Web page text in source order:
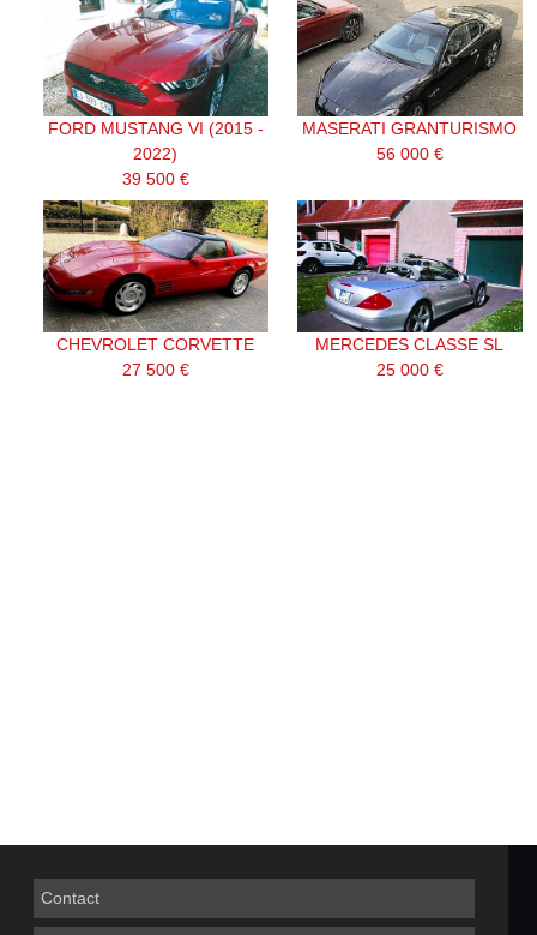
FORD MUSTANG VI (2015 -
2022)
39 500 €
MASERATI GRANTURISMO
56 000 €
CHEVROLET CORVETTE
27 500 €
MERCEDES CLASSE SL
25 000 €
Contact